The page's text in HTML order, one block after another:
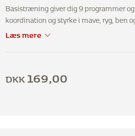
Basistræning giver dig 9 programmer
koordination og styrke i mave, ryg,
Læs mere
DKK169,00